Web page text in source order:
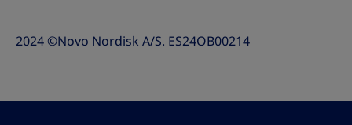
2024 ©Novo Nordisk A/S. ES24OB00214